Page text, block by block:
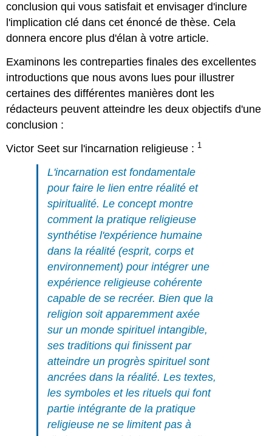
conclusion qui vous satisfait et envisager d'inclure
l'implication clé dans cet énoncé de thèse. Cela
donnera encore plus d'élan à votre article.
Examinons les contreparties finales des excellentes
introductions que nous avons lues pour illustrer
certaines des différentes manières dont les
rédacteurs peuvent atteindre les deux objectifs d'une
conclusion :
Victor Seet sur l'incarnation religieuse : 1
L'incarnation est fondamentale
pour faire le lien entre réalité et
spiritualité. Le concept montre
comment la pratique religieuse
synthétise l'expérience humaine
dans la réalité (esprit, corps et
environnement) pour intégrer une
expérience religieuse cohérente
capable de se recréer. Bien que la
religion soit apparemment axée
sur un monde spirituel intangible,
ses traditions qui finissent par
atteindre un progrès spirituel sont
ancrées dans la réalité. Les textes,
les symboles et les rituels qui font
partie intégrante de la pratique
religieuse ne se limitent pas à